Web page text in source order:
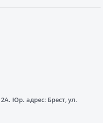
Юр. адрес: Брест, ул.